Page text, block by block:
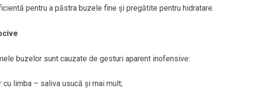
pentru a păstra buzele fine și pregătite pentru hidratare.
buzelor sunt cauzate de gesturi aparent inofensive:
limba – saliva usucă și mai mult;